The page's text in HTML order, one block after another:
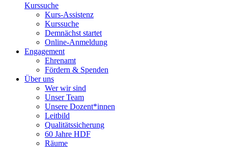
Kurssuche
Kurs-Assistenz
Kurssuche
Demnächst startet
Online-Anmeldung
Engagement
Ehrenamt
Fördern & Spenden
Über uns
Wer wir sind
Unser Team
Unsere Dozent*innen
Leitbild
Qualitätssicherung
60 Jahre HDF
Räume